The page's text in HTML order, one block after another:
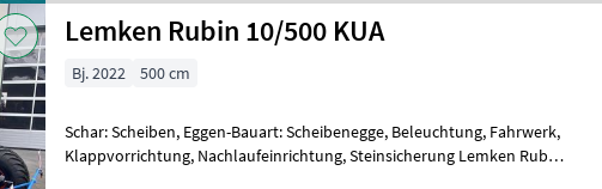
Lemken Rubin 10/500 KUA
Bj. 2022 500 cm
Schar: Scheiben, Eggen-Bauart: Scheibenegge, Beleuchtung, Fahrwerk,
Klappvorrichtung, Nachlaufeinrichtung, Steinsicherung Lemken Rubin